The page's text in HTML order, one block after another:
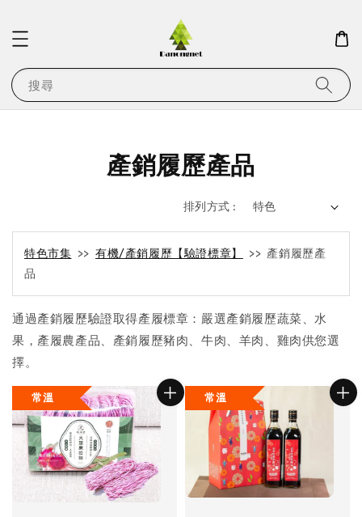
搜尋
產銷履歷產品
排列方式 :
特色市集 >>有機/產銷履歷【驗證標章】
>> 產銷履歷產
品
通過產銷履歷驗證取得產履標章：嚴選產銷履歷蔬菜、水
果，產履農產品、產銷履歷豬肉、牛肉、羊肉、雞肉供您選
擇。
常溫 常溫